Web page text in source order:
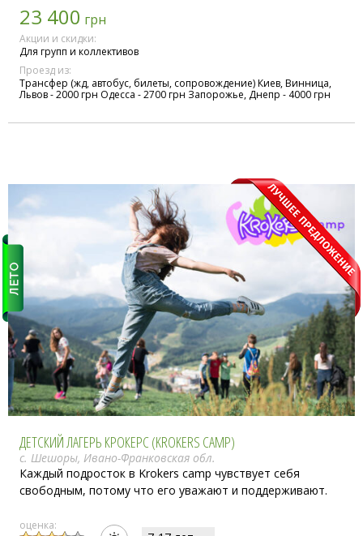
23 400 грн
Акции и скидки:
Для групп и коллективов
Проезд из:
Трансфер (жд, автобус, билеты, сопровождение) Киев, Винница,
Львов - 2000 грн Одесса - 2700 грн Запорожье, Днепр - 4000 грн
ДЕТСКИЙ ЛАГЕРЬ КРОКЕРС (KROKERS CAMP)
с. Шешоры, Ивано-Франковская обл.
Каждый подросток в Krokers camp чувствует себя
свободным, потому что его уважают и поддерживают.
оценка: